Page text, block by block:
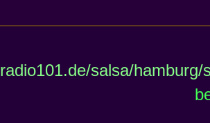
radio101.de/salsa/hamburg/